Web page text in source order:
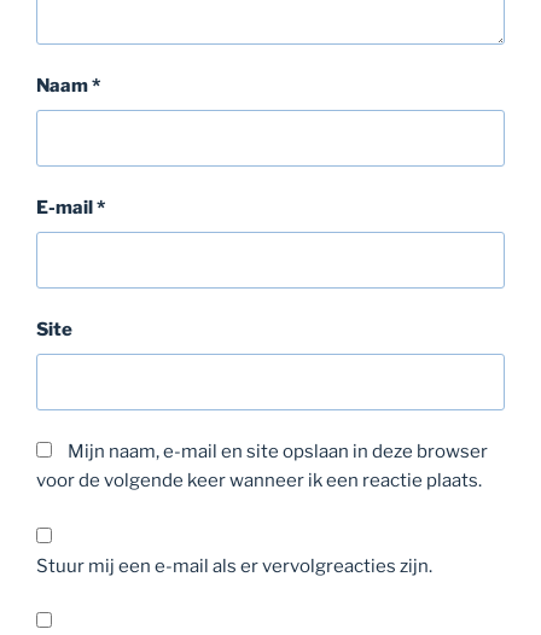
Naam*
E-mail*
Site
Mijn naam, e-mail en site opslaan in deze browser
voor de volgende keer wanneer ik een reactie plaats.
Stuur mij een e-mail als er vervolgreacties zijn.